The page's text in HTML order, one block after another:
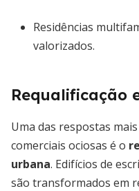
Residências
valorizados.
Requalificação
Uma das respostas
comerciais ociosas é o
urbana. Edifícios de
são transformados em